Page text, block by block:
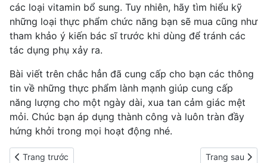
các loại vitamin bổ sung. Tuy nhiên, hãy tìm hiểu kỹ
những loại thực phẩm chức năng bạn sẽ mua cũng như
tham khảo ý kiến bác sĩ trước khi dùng để tránh các
tác dụng phụ xảy ra.
Bài viết trên chắc hẳn đã cung cấp cho bạn các thông
tin về những thực phẩm lành mạnh giúp cung cấp
năng lượng cho một ngày dài, xua tan cảm giác mệt
mỏi. Chúc bạn áp dụng thành công và luôn tràn đầy
hứng khởi trong mọi hoạt động nhé.
Previous article: Những thực phẩm giúp xương chắc khỏe
Trang trước Next article:
Trang sau